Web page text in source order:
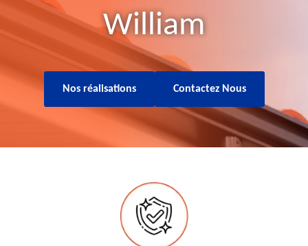
William
Nos réalisations Contactez Nous